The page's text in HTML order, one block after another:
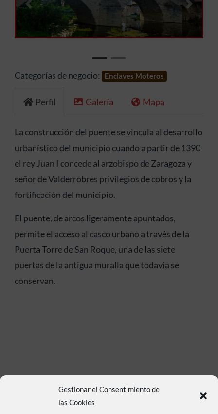
Gestionar el Consentimiento de
las Cookies
Anterior
Categorías de negocio: Enclaves Moteros
Perfil Galería Mapa
La construcción del puente se vincula al desarrollo
urbanístico del municipio cuando a partir de 1390
el rey Juan I concede al arzobispo de Zaragoza y
señor de Valderrobres privilegios de cobros y la
fortificación del municipio.
El puente, de arcos ligeramente apuntados,
permite el acceso al casco urbano a través de la
Puerta Torre de San Roque, una de las siete
puertas de la antigua muralla que todavía se
conservan.